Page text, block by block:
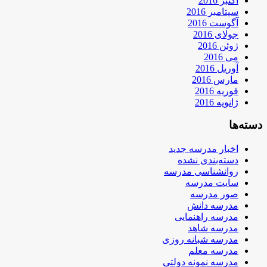
سپتامبر 2016
آگوست 2016
جولای 2016
ژوئن 2016
می 2016
آوریل 2016
مارس 2016
فوریه 2016
ژانویه 2016
دسته‌ها
اخبار مدرسه جدید
دسته‌بندی نشده
روانشناسی مدرسه
سایت مدرسه
صور مدرسه
مدرسه دانش
مدرسه راهنمایی
مدرسه شاهد
مدرسه شبانه روزی
مدرسه معلم
مدرسه نمونه دولتی